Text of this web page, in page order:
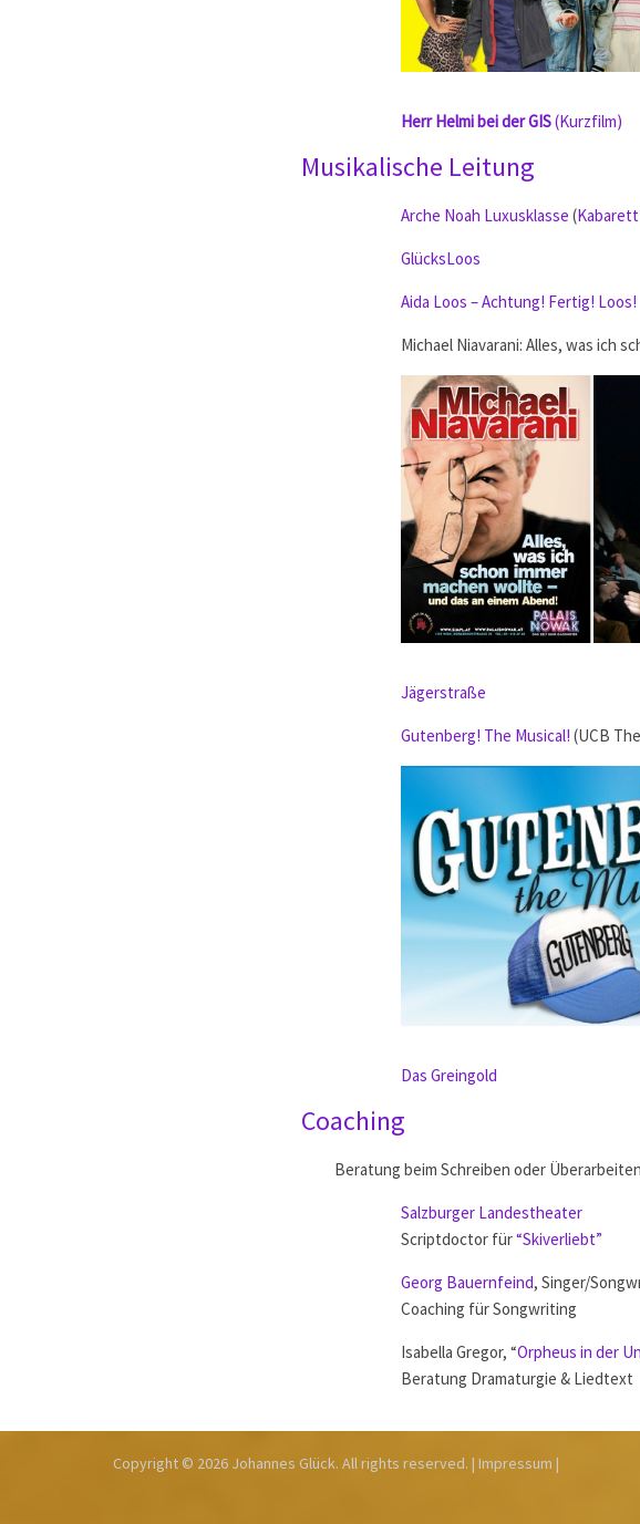
Herr Helmi bei der GIS(Kurzfilm)
Musikalische Leitung
Arche Noah Luxusklasse (
GlücksLoos
Aida Loos – Achtung! Fertig! Loos!
Michael Niavarani: Alles, was ich
Jägerstraße
Gutenberg! The Musical! (UCB
Das Greingold
Coaching
Beratung beim Schreiben oder
Salzburger Landestheater
Scriptdoctor für“Skiverliebt”
Georg Bauernfeind, Singer/
Coaching für Songwriting
Isabella Gregor, “Orpheus in der
Beratung Dramaturgie & Liedtext
Copyright © 2026 Johannes Glück. All rights reserved. | Impressum |